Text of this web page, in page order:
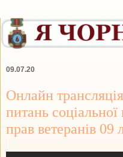
09.07.20
Онлайн
питань
прав ветеранів